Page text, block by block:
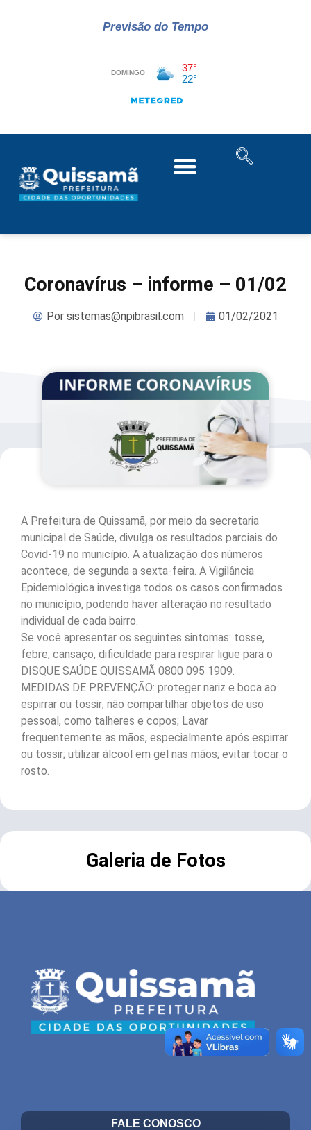
Previsão do Tempo
Coronavírus – informe – 01/02
Porsistemas@npibrasil.com 01/02/2021
A Prefeitura de Quissamã, por meio da secretaria
municipal de Saúde, divulga os resultados parciais do
Covid-19 no município. A atualização dos números
acontece, de segunda a sexta-feira. A Vigilância
Epidemiológica investiga todos os casos confirmados
no município, podendo haver alteração no resultado
individual de cada bairro.
Se você apresentar os seguintes sintomas: tosse,
febre, cansaço, dificuldade para respirar ligue para o
DISQUE SAÚDE QUISSAMÃ 0800 095 1909.
MEDIDAS DE PREVENÇÃO: proteger nariz e boca ao
espirrar ou tossir; não compartilhar objetos de uso
pessoal, como talheres e copos; Lavar
frequentemente as mãos, especialmente após espirrar
ou tossir; utilizar álcool em gel nas mãos; evitar tocar o
rosto.
Galeria de Fotos
FALE CONOSCO